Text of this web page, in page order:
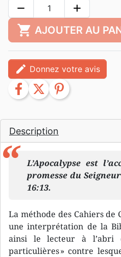
Description
L’Apocalypse est
promesse du
16:13.
La méthode des Cahiers
une interprétation de la
ainsi le lecteur à l’abri
particulières » contre
remove add
shopping_cart AJOUTER AU
edit Donnez votre avis
facebook twitter pinterest